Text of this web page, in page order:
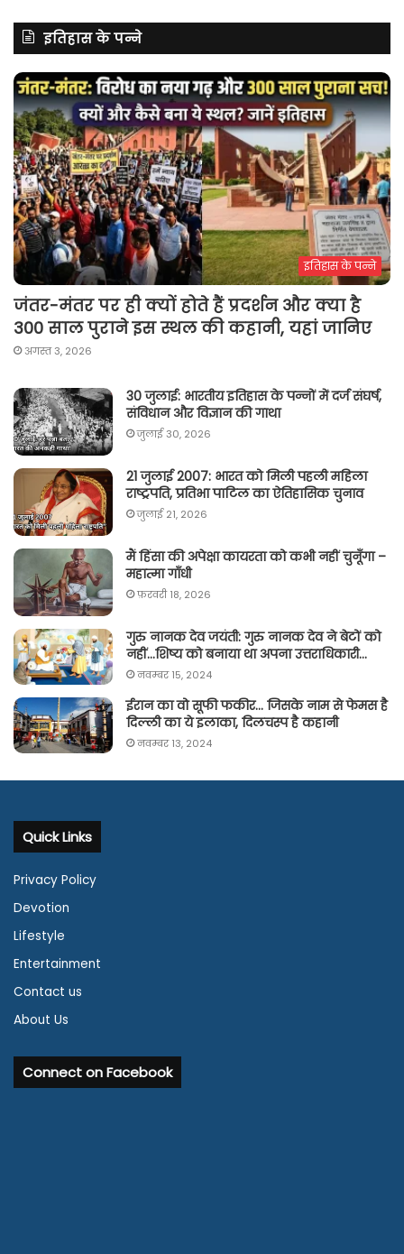
इतिहास के पन्ने
इतिहास के पन्ने
जंतर-मंतर पर ही क्यों होते हैं प्रदर्शन और क्या है
300 साल पुराने इस स्थल की कहानी, यहां जानिए
अगस्त 3, 2026
30 जुलाई: भारतीय इतिहास के पन्नों में दर्ज संघर्ष,
संविधान और विज्ञान की गाथा
जुलाई 30, 2026
21 जुलाई 2007: भारत को मिली पहली महिला
राष्ट्रपति, प्रतिभा पाटिल का ऐतिहासिक चुनाव
जुलाई 21, 2026
मैं हिंसा की अपेक्षा कायरता को कभी नहीं चुनूँगा –
महात्मा गाँधी
फ़रवरी 18, 2026
गुरु नानक देव जयंती: गुरु नानक देव ने बेटों को
नहीं…शिष्य को बनाया था अपना उत्तराधिकारी…
नवम्बर 15, 2024
ईरान का वो सूफी फकीर… जिसके नाम से फेमस है
दिल्ली का ये इलाका, दिलचस्प है कहानी
नवम्बर 13, 2024
Quick Links
Privacy Policy
Devotion
Lifestyle
Entertainment
Contact us
About Us
Connect on Facebook